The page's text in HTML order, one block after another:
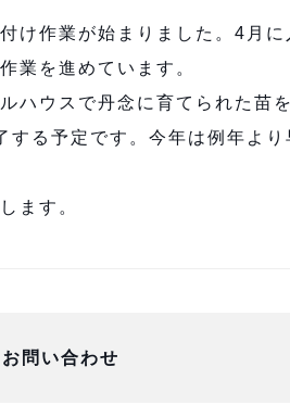
け作業が始まりました。4月に
業を進めています。
ハウスで丹念に育てられた苗
する予定です。今年は例年より
ます。
問い合わせ